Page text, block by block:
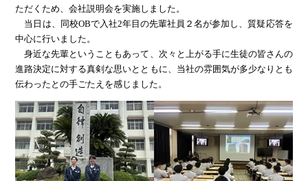
ただくため、会社説明会を実施しました。
当日は、同校OBで入社2年目の先輩社員２名が参加し、質疑応答を
中心に行いました。
身近な先輩ということもあって、次々と上がる手に生徒の皆さんの
進路決定に対する真剣な思いとともに、当社の雰囲気が多少なりとも
伝わったとの手ごたえを感じました。